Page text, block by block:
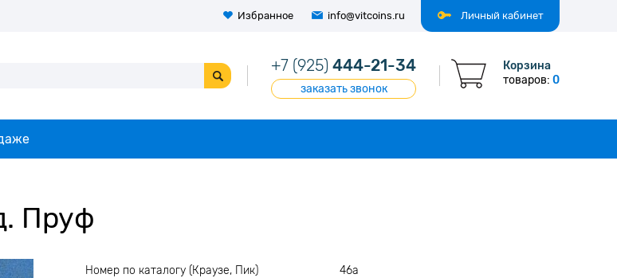
Личный кабинет
Избранное info@vitcoins.ru
+7 (925) 444-21-34
заказать звонок
Корзина
товаров: 0
Пруф
Номер по каталогу (Краузе, Пик)
46а